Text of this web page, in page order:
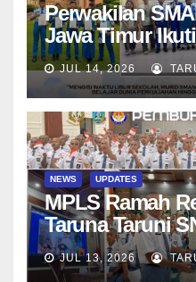
Perwakilan
Jawa Timur
di Da-Yeh
JUL 14, 2026
NEWS UPDATES
MPLS Ramah
Taruna Taruni
Taruna Nala
Menjalani
JUL 13, 2026